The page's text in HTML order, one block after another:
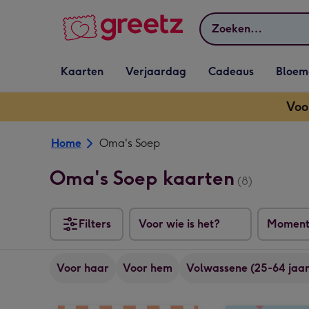
Zoeken
Vervolgkeuzelijst
Kaarten openen
Kaarten
Vervolgkeuzelijst
Verjaardag openen
Verjaardag
Vervolgkeuzelijst
Cadeaus openen
Cadeaus
Bloemen
Home Oma's Soep
Oma's Soep kaarten (8)
Filters Voor wie is het? Moment
Voor haar Voor hem Volwassene (25-64